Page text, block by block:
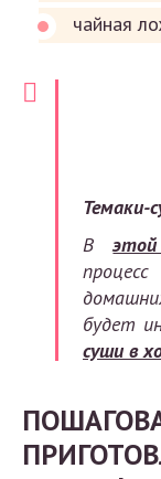
чайная
Темаки-
В
будет
суши в